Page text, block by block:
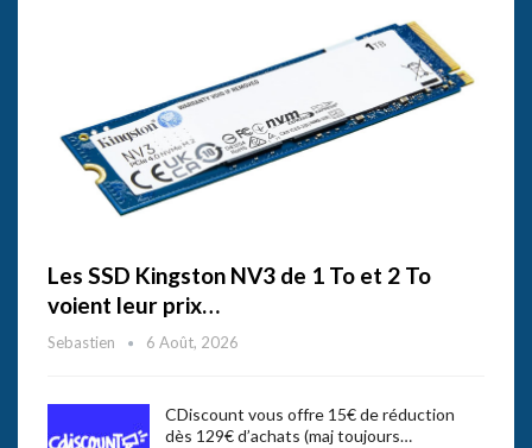
Les SSD Kingston NV3 de 1 To et 2 To
voient leur prix…
Sebastien 6 Août, 2026
CDiscount vous offre 15€ de réduction
dès 129€ d’achats (maj toujours…